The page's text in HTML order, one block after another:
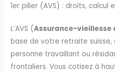
1er pilier (AVS) : droits, calcul
L’AVS (Assurance-vieillesse
base de votre retraite
personne travaillant ou
frontaliers. Vous cotisez à